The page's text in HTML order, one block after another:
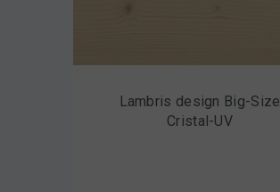
Lambris design Big-Size
Cristal-UV